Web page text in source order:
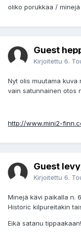
oliko porukkaa /
Guest
Kirjoitettu 6.
Nyt olis muutama kuva
vain satunnainen otos
http://www.mini2-
Guest
Kirjoitettu 6.
Minejä kävi paikalla n.
Historic kilpureitakin
Eikä satanu